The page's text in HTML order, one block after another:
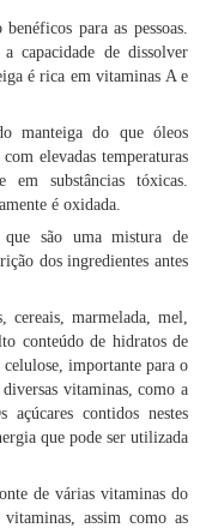
para as pessoas.
capacidade de dissolver
é rica em vitaminas A e
manteiga do que óleos
elevadas temperaturas
em substâncias tóxicas.
é oxidada.
que são uma mistura de
dos ingredientes antes
cereais, marmelada, mel,
conteúdo de hidratos de
celulose, importante para o
vitaminas, como a
contidos nestes
que pode ser utilizada
de várias vitaminas do
assim como as